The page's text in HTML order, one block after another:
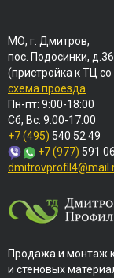
МО, г. Дмитров,
пос. Подосинки, д.36
(пристройка к ТЦ
схема проезда
Пн-пт: 9:00-18:00
Сб, Вс: 9:00-17:00
+7 (495) 540 52 49
+7 (977) 591
Продажа и монтаж
и стеновых